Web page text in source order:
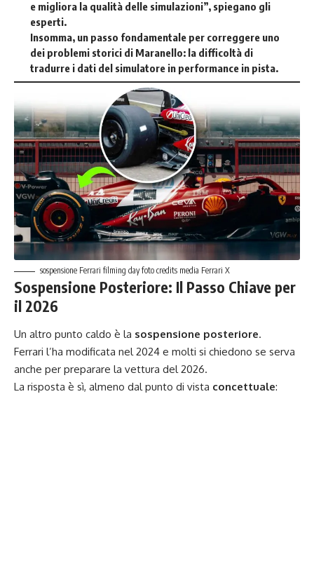
e migliora la qualità delle simulazioni”, spiegano gli
esperti.
Insomma, un passo fondamentale per correggere uno
dei problemi storici di Maranello: la difficoltà di
tradurre i dati del simulatore in performance in pista.
sospensione Ferrari filming day foto credits media Ferrari X
Sospensione Posteriore: Il Passo Chiave per
il 2026
Un altro punto caldo è la sospensione posteriore.
Ferrari l’ha modificata nel 2024 e molti si chiedono se serva
anche per preparare la vettura del 2026.
La risposta è sì, almeno dal punto di vista concettuale: